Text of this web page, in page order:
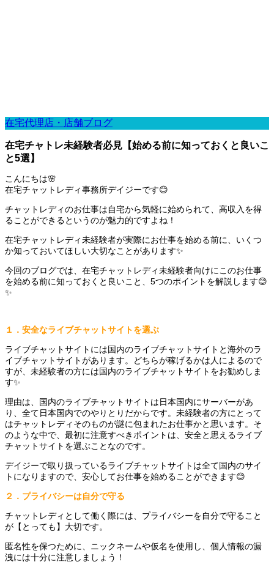
在宅代理店・店舗ブログ
在宅チャトレ未経験者必見【始める前に知っておくと良いこ
と5選】
こんにちは🌸
在宅チャットレディ事務所デイジーです😊
チャットレディのお仕事は自宅から気軽に始められて、高収入を得
ることができるというのが魅力的ですよね！
在宅チャットレディ未経験者が実際にお仕事を始める前に、いくつ
か知っておいてほしい大切なことがあります✨
今回のブログでは、在宅チャットレディ未経験者向けにこのお仕事
を始める前に知っておくと良いこと、5つのポイントを解説します😊
✨
１．安全なライブチャットサイトを選ぶ
ライブチャットサイトには国内のライブチャットサイトと海外のラ
イブチャットサイトがあります。どちらが稼げるかは人によるので
すが、未経験者の方には国内のライブチャットサイトをお勧めしま
す✨
理由は、国内のライブチャットサイトは日本国内にサーバーがあ
り、全て日本国内でのやりとりだからです。未経験者の方にとって
はチャットレディそのものが謎に包まれたお仕事かと思います。そ
のような中で、最初に注意すべきポイントは、安全と思えるライブ
チャットサイトを選ぶことなのです。
デイジーで取り扱っているライブチャットサイトは全て国内のサイ
トになりますので、安心してお仕事を始めることができます😊
２．プライバシーは自分で守る
チャットレディとして働く際には、プライバシーを自分で守ること
が【とっても】大切です。
匿名性を保つために、ニックネームや仮名を使用し、個人情報の漏
洩には十分に注意しましょう！